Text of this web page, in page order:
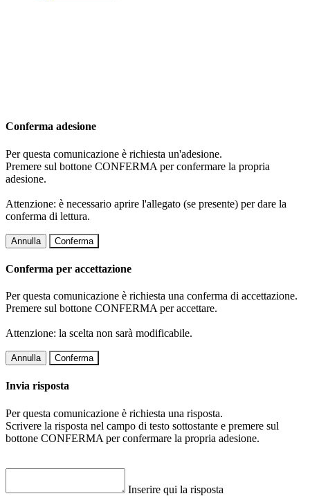
Conferma adesione
Per questa comunicazione è richiesta un'adesione.
Premere sul bottone CONFERMA per confermare la propria
adesione.
Attenzione: è necessario aprire l'allegato (se presente) per dare la
conferma di lettura.
Annulla Conferma
Conferma per accettazione
Per questa comunicazione è richiesta una conferma di accettazione.
Premere sul bottone CONFERMA per accettare.
Attenzione: la scelta non sarà modificabile.
Annulla Conferma
Invia risposta
Per questa comunicazione è richiesta una risposta.
Scrivere la risposta nel campo di testo sottostante e premere sul
bottone CONFERMA per confermare la propria adesione.
Inserire qui la risposta